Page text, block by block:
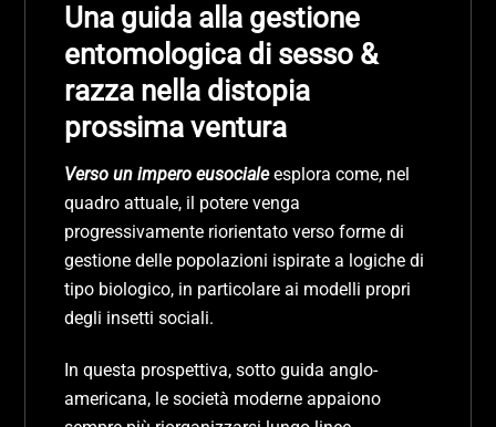
Una guida alla gestione
entomologica di sesso &
razza nella distopia
prossima ventura
Verso un impero eusocialeesplora come, nel
quadro attuale, il potere venga
progressivamente riorientato verso forme di
gestione delle popolazioni ispirate a logiche di
tipo biologico, in particolare ai modelli propri
degli insetti sociali.
In questa prospettiva, sotto guida anglo-
americana, le società moderne appaiono